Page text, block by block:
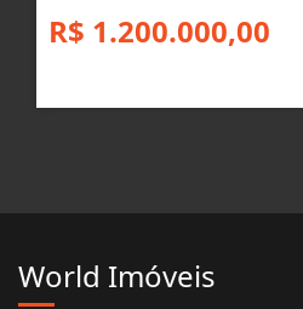
R$ 1.200.000,00
World Imóveis